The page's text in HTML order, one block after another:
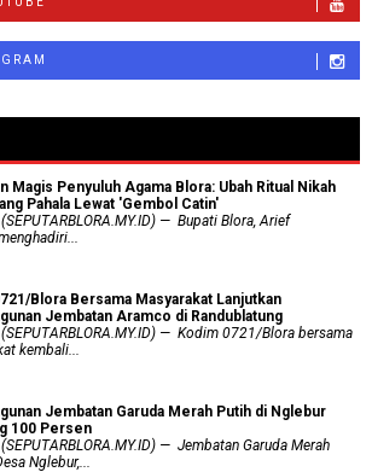
Magis Penyuluh Agama Blora: Ubah Ritual Nikah
Pahala Lewat 'Gembol Catin'
— Bupati Blora, Arief
Blora Bersama Masyarakat Lanjutkan
Jembatan Aramco di Randublatung
— Kodim 0721/Blora bersama
kembali...
Jembatan Garuda Merah Putih di Nglebur
100 Persen
— Jembatan Garuda Merah
Nglebur,...